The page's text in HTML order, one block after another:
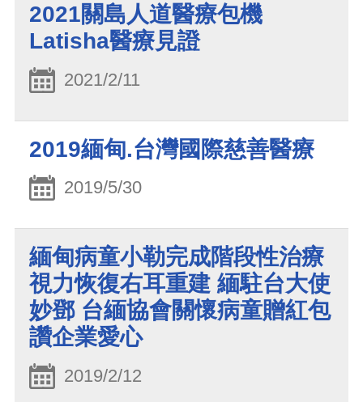
2021關島人道醫療包機
Latisha醫療見證
2021/2/11
2019緬甸.台灣國際慈善醫療
2019/5/30
緬甸病童小勒完成階段性治療
視力恢復右耳重建 緬駐台大使
妙鄧 台緬協會關懷病童贈紅包
讚企業愛心
2019/2/12